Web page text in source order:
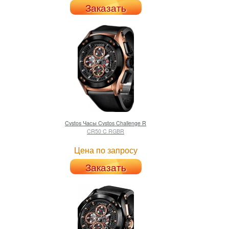
Заказать
Cvstos Часы Cvstos Challenge R
CR50 C RGBR
Цена по запросу
Заказать